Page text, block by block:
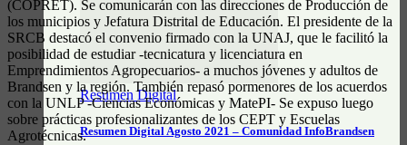
Resumen Digital
Resumen Digital Agosto 2021 – Comunidad InfoBrandsen
(COPRET). Se comunicarán con las direcciones de Producción de
los municipios y Jefatura Distrital de Educación. El presidente de la
SRCB destacó el convenio firmado con la UNAJ, que le facilitó la
posibilidad de estudiar -tecnicatura y licenciatura en
Emprendimientos Agropecuarios- a muchos jóvenes y adultos de
Brandsen y la región. También repasó pormenores de los acuerdos
con la UNLP -Ciencias Económicas y MatePI- Se expuso luego
sobre prácticas profesionalizantes de los CEPT y Escuelas
Agrotécnicas.